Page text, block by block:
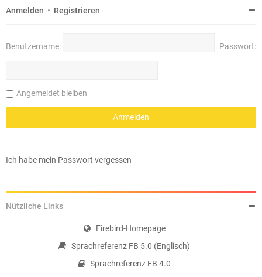
Anmelden • Registrieren
Benutzername: Passwort:
Angemeldet bleiben
Ich habe mein Passwort vergessen
Nützliche Links
Firebird-Homepage
Sprachreferenz FB 5.0 (Englisch)
Sprachreferenz FB 4.0